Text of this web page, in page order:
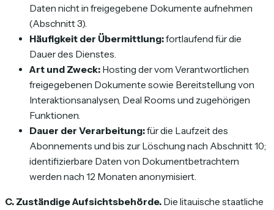
Daten nicht in freigegebene Dokumente aufnehmen
(Abschnitt 3).
Häufigkeit der Übermittlung:fortlaufend für die
Dauer des Dienstes.
Art und Zweck: Hosting der vom Verantwortlichen
freigegebenen Dokumente sowie Bereitstellung von
Interaktionsanalysen, Deal Rooms und zugehörigen
Funktionen.
Dauer der Verarbeitung:für die Laufzeit des
Abonnements und bis zur Löschung nach Abschnitt 10;
identifizierbare Daten von Dokumentbetrachtern
werden nach 12 Monaten anonymisiert.
C. Zuständige Aufsichtsbehörde. Die litauische staatliche